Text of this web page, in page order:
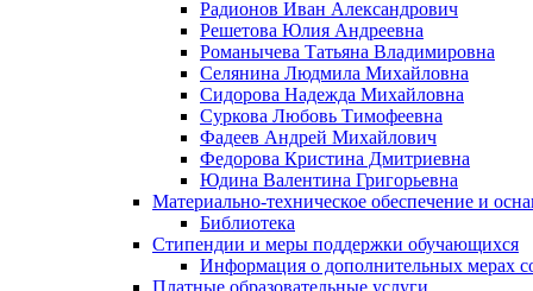
Радионов Иван Александрович
Решетова Юлия Андреевна
Романычева Татьяна Владимировна
Селянина Людмила Михайловна
Сидорова Надежда Михайловна
Суркова Любовь Тимофеевна
Фадеев Андрей Михайлович
Федорова Кристина Дмитриевна
Юдина Валентина Григорьевна
Материально-техническое обеспечение и
Библиотека
Стипендии и меры поддержки обучающихся
Информация о дополнительных мерах
Платные образовательные услуги